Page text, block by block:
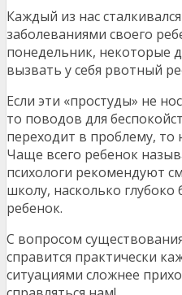
Каждый из нас
заболеваниями своего
понедельник, некоторые
вызвать у себя рвотный
Если эти «простуды» не
то поводов для
переходит в проблему, то
Чаще всего ребенок
психологи рекомендуют
школу, насколько
ребенок.
С вопросом
справится практически
ситуациями сложнее